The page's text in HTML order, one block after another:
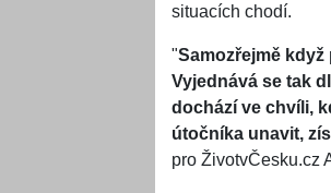
situacích chodí.
"Samozřejmě
Vyjednává se tak
dochází ve chvíli,
útočníka unavit,
pro ŽivotvČesku.cz